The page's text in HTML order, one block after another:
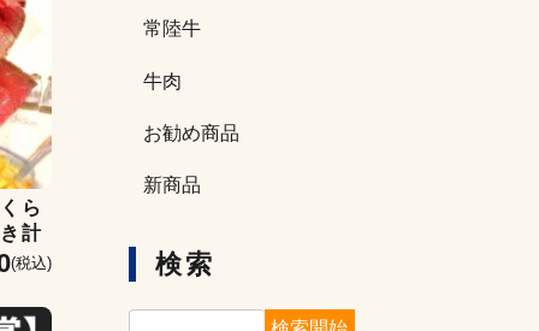
ら
計
(税込)
常陸牛
牛肉
お勧め商品
新商品
検索